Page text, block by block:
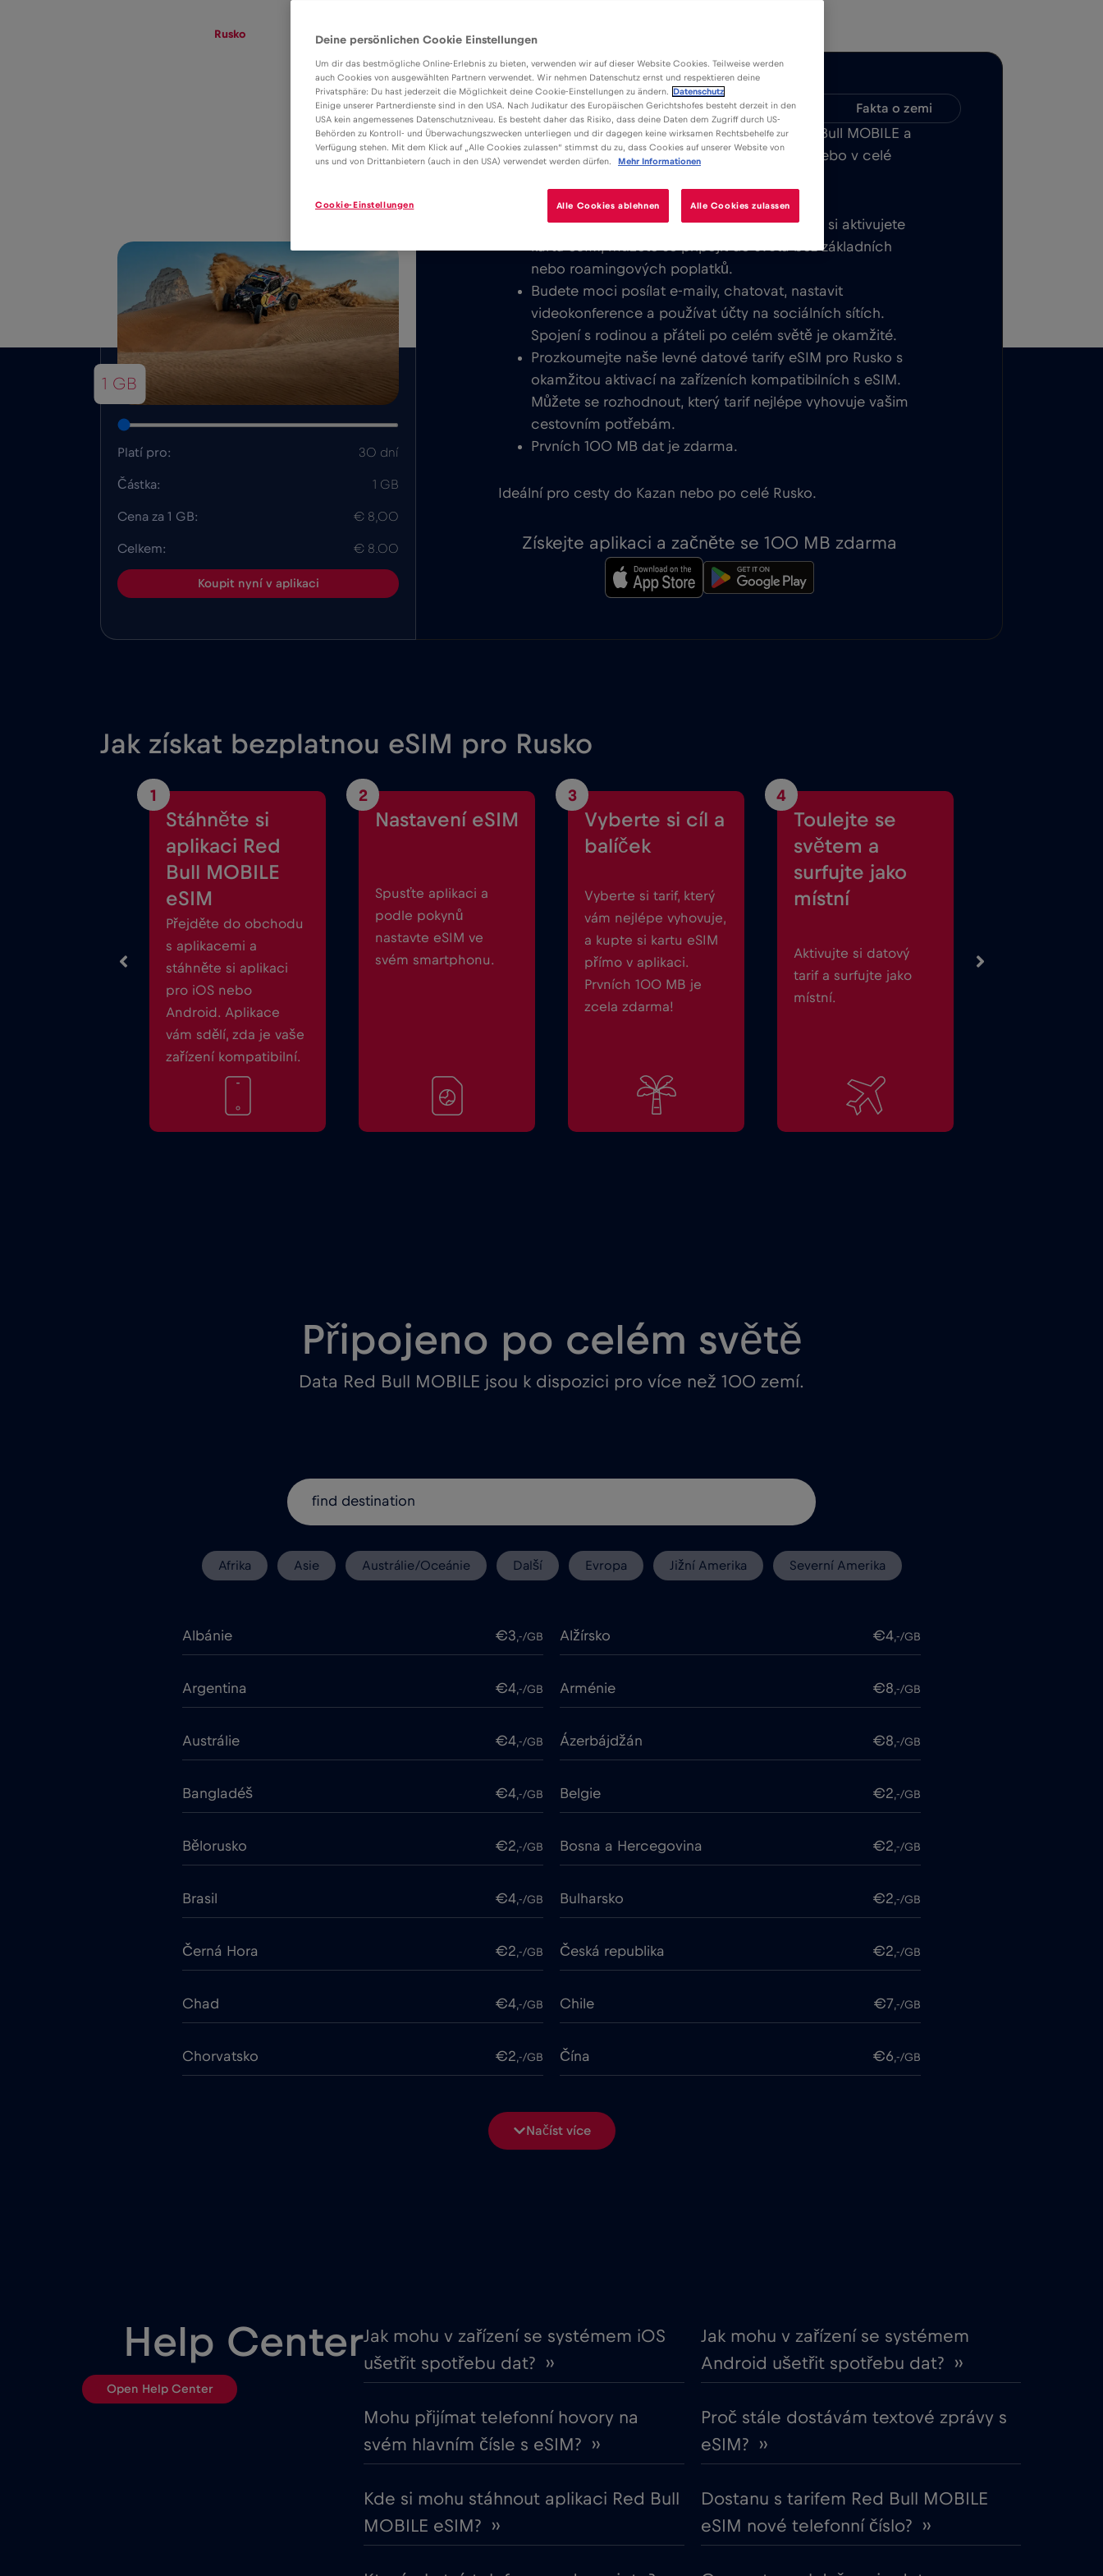
Rusko
8€/GB
1 GB
Platí pro: 30 dní
Částka: 1 GB
Cena za 1 GB: € 8,00
Celkem: € 8.00
Koupit nyní v aplikaci
Výhody Popis Kompatibilita Fakta o zemi
Stáhněte si snadno instalovatelnou aplikaci Red Bull MOBILE a
využívejte neomezený mobilní internet v Kazan nebo v celé
Nikdy neúčtujeme základní poplatek. Jakmile si aktivujete
kartu eSIM, můžete se připojit do světa bez základních
nebo roamingových poplatků.
Budete moci posílat e-maily, chatovat, nastavit
videokonference a používat účty na sociálních sítích.
Spojení s rodinou a přáteli po celém světě je okamžité.
Prozkoumejte naše levné datové tarify eSIM pro Rusko s
okamžitou aktivací na zařízeních kompatibilních s eSIM.
Můžete se rozhodnout, který tarif nejlépe vyhovuje vašim
cestovním potřebám.
Prvních 100 MB dat je zdarma.
Ideální pro cesty do Kazan nebo po celé Rusko.
Získejte aplikaci a začněte se 100 MB zdarma
Jak získat bezplatnou eSIM pro Rusko
1
Stáhněte si
aplikaci Red
Bull MOBILE
eSIM
Přejděte do obchodu
s aplikacemi a
stáhněte si aplikaci
pro iOS nebo
Android. Aplikace
vám sdělí, zda je vaše
zařízení kompatibilní.
2
Nastavení eSIM
Spusťte aplikaci a
podle pokynů
nastavte eSIM ve
svém smartphonu.
3
Vyberte si cíl a
balíček
Vyberte si tarif, který
vám nejlépe vyhovuje,
a kupte si kartu eSIM
přímo v aplikaci.
Prvních 100 MB je
zcela zdarma!
4
Toulejte se
světem a
surfujte jako
místní
Aktivujte si datový
tarif a surfujte jako
místní.
Připojeno po celém světě
Data Red Bull MOBILE jsou k dispozici pro více než 100 zemí.
Afrika Asie Austrálie/Oceánie Další Evropa Jižní Amerika Severní Amerika
Albánie €3,-/GB Alžírsko €4,-/GB
Argentina €4,-/GB Arménie €8,-/GB
Austrálie €4,-/GB Ázerbájdžán €8,-/GB
Bangladéš €4,-/GB Belgie €2,-/GB
Bělorusko €2,-/GB Bosna a Hercegovina €2,-/GB
Brasil €4,-/GB Bulharsko €2,-/GB
Černá Hora €2,-/GB Česká republika €2,-/GB
Chad €4,-/GB Chile €7,-/GB
Chorvatsko €2,-/GB Čína €6,-/GB
€18,-/GB Cruise only Telenor Maritime
Francie €2,-/GB €5 ,-/GB
€5 ,-/GB Ghana €3,-/GB
€4 €7,-/GB
Načíst více
Help Center
Open Help Center
Jak mohu v zařízení se systémem iOS
ušetřit spotřebu dat? ››
Jak mohu v zařízení se systémem
Android ušetřit spotřebu dat? ››
Mohu přijímat telefonní hovory na
svém hlavním čísle s eSIM? ››
Proč stále dostávám textové zprávy s
eSIM? ››
Kde si mohu stáhnout aplikaci Red Bull
MOBILE eSIM? ››
Dostanu s tarifem Red Bull MOBILE
eSIM nové telefonní číslo? ››
Deine persönlichen Cookie Einstellungen
Um dir das bestmögliche Online-Erlebnis zu bieten, verwenden wir auf dieser Website Cookies. Teilweise werden
auch Cookies von ausgewählten Partnern verwendet. Wir nehmen Datenschutz ernst und respektieren deine
Privatsphäre: Du hast jederzeit die Möglichkeit deine Cookie-Einstellungen zu ändern.
Datenschutz
Einige unserer Partnerdienste sind in den USA. Nach Judikatur des Europäischen Gerichtshofes besteht derzeit in den
USA kein angemessenes Datenschutzniveau. Es besteht daher das Risiko, dass deine Daten dem Zugriff durch US-
Behörden zu Kontroll- und Überwachungszwecken unterliegen und dir dagegen keine wirksamen Rechtsbehelfe zur
Verfügung stehen. Mit dem Klick auf „Alle Cookies zulassen“ stimmst du zu, dass Cookies auf unserer Website von
uns und von Drittanbietern (auch in den USA) verwendet werden dürfen.
Mehr Informationen
Alle Cookies ablehnen Alle Cookies zulassen
Cookie-Einstellungen